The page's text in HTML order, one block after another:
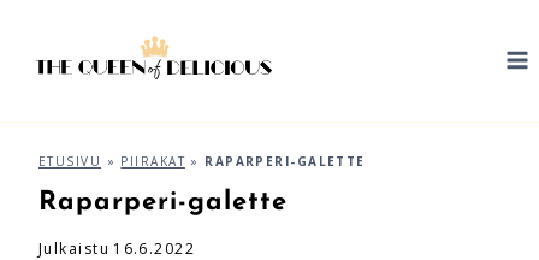
ETUSIVU » PIIRAKAT » RAPARPERI-GALETTE
Raparperi-galette
Julkaistu 16.6.2022